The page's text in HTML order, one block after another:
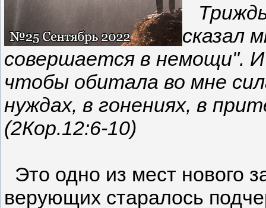
сказал
совершается в немощи".
чтобы обитала во мне
нуждах, в гонениях, в
(2Кор.12:6-10)
Это одно из мест нового
верующих старалось